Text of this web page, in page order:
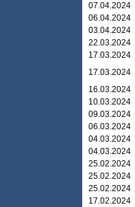
07.04.2024
06.04.2024
03.04.2024
22.03.2024
17.03.2024
17.03.2024
16.03.2024
10.03.2024
09.03.2024
06.03.2024
04.03.2024
04.03.2024
25.02.2024
25.02.2024
25.02.2024
17.02.2024